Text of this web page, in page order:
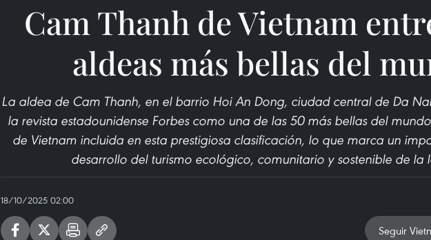
Cam Thanh de Vietnam
aldeas más bellas del
La aldea de Cam Thanh, en el barrio Hoi An Dong, ciudad central de Da
la revista estadounidense Forbes como una de las 50 más bellas del
de Vietnam incluida en esta prestigiosa clasificación, lo que marca un
desarrollo del turismo ecológico, comunitario y sostenible de la
18/10/2025 02:00
Seguir